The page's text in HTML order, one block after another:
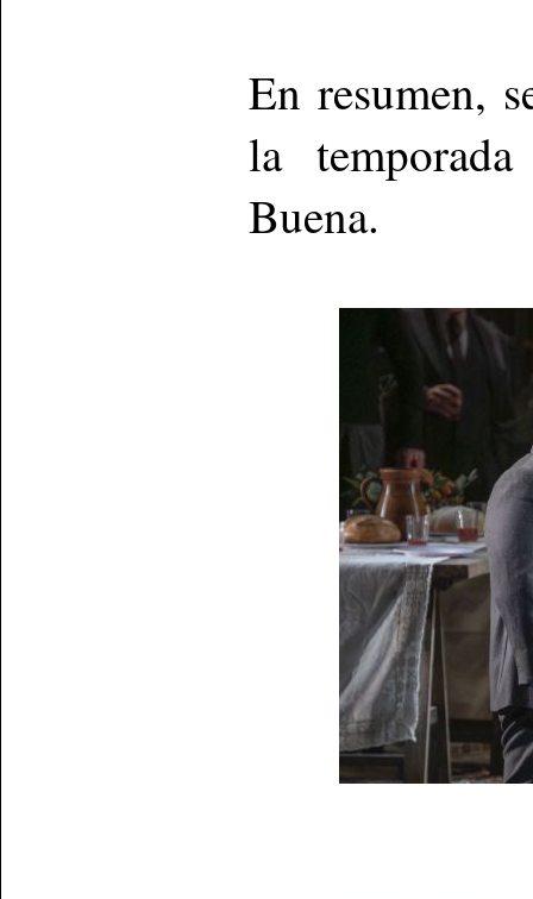
En resumen,
la
Buena.